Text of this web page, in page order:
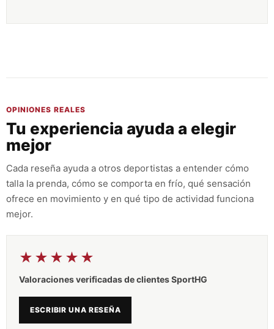
OPINIONES REALES
Tu experiencia ayuda a elegir
mejor
Cada reseña ayuda a otros deportistas a entender cómo
talla la prenda, cómo se comporta en frío, qué sensación
ofrece en movimiento y en qué tipo de actividad funciona
mejor.
★★★★★
Valoraciones verificadas de clientes SportHG
ESCRIBIR UNA RESEÑA